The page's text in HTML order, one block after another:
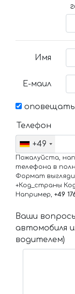
Имя
Е-маил
оповещать
Телефон
+49
Пожалуйста,
телефона в
Формат
+Код_страны
Например, +49
Ваши
автомобиля
водителем)